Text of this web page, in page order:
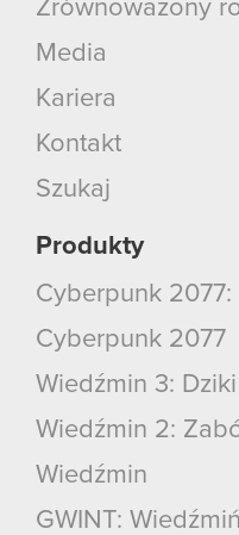
Zrównoważony
Media
Kariera
Kontakt
Szukaj
Produkty
Cyberpunk
Cyberpunk 2077
Wiedźmin 3:
Wiedźmin 2:
Wiedźmin
GWINT: